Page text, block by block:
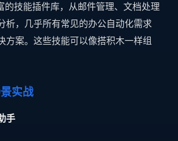
的技能插件库，从邮件管理、文档处理
析，几乎所有常见的办公自动化需求
方案。这些技能可以像搭积木一样组
实战
手